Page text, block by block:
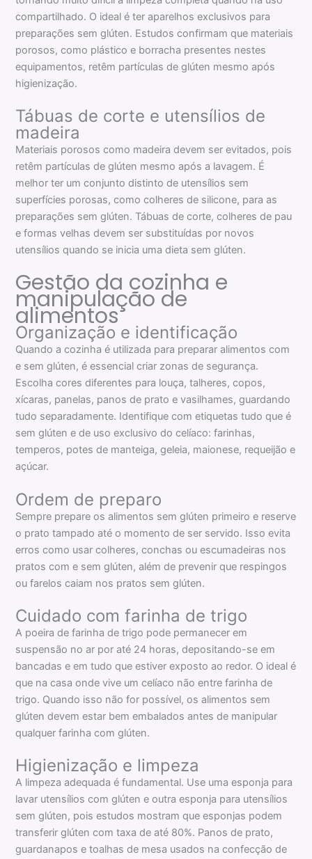
compartilhado. O ideal é ter aparelhos exclusivos para
preparações sem glúten. Estudos confirmam que materiais
porosos, como plástico e borracha presentes nestes
equipamentos, retêm partículas de glúten mesmo após
higienização.
Tábuas de corte e utensílios de
madeira
Materiais porosos como madeira devem ser evitados, pois
retêm partículas de glúten mesmo após a lavagem. É
melhor ter um conjunto distinto de utensílios sem
superfícies porosas, como colheres de silicone, para as
preparações sem glúten. Tábuas de corte, colheres de pau
e formas velhas devem ser substituídas por novos
utensílios quando se inicia uma dieta sem glúten.
Gestão da cozinha e
manipulação de
alimentos
Organização e identificação
Quando a cozinha é utilizada para preparar alimentos com
e sem glúten, é essencial criar zonas de segurança.
Escolha cores diferentes para louça, talheres, copos,
xícaras, panelas, panos de prato e vasilhames, guardando
tudo separadamente. Identifique com etiquetas tudo que é
sem glúten e de uso exclusivo do celíaco: farinhas,
temperos, potes de manteiga, geleia, maionese, requeijão e
açúcar.
Ordem de preparo
Sempre prepare os alimentos sem glúten primeiro e reserve
o prato tampado até o momento de ser servido. Isso evita
erros como usar colheres, conchas ou escumadeiras nos
pratos com e sem glúten, além de prevenir que respingos
ou farelos caiam nos pratos sem glúten.
Cuidado com farinha de trigo
A poeira de farinha de trigo pode permanecer em
suspensão no ar por até 24 horas, depositando-se em
bancadas e em tudo que estiver exposto ao redor. O ideal é
que na casa onde vive um celíaco não entre farinha de
trigo. Quando isso não for possível, os alimentos sem
glúten devem estar bem embalados antes de manipular
qualquer farinha com glúten.
Higienização e limpeza
A limpeza adequada é fundamental. Use uma esponja para
lavar utensílios com glúten e outra esponja para utensílios
sem glúten, pois estudos mostram que esponjas podem
transferir glúten com taxa de até 80%. Panos de prato,
guardanapos e toalhas de mesa usados na confecção de